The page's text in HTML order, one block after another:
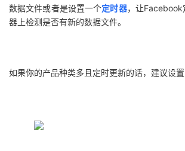
数据文件或者是设置一个定时器，让Facebook
器上检测是否有新的数据文件。
如果你的产品种类多且定时更新的话，建议设置